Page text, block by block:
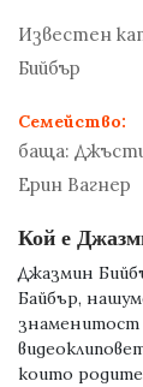
Известен
Бийбър
Семейство:
баща:
Ерин Вагнер
Кой е
Джазмин
Байбър,
знаменитост
които